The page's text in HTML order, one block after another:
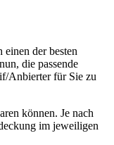
der besten
die passende
Anbierter für Sie zu
können. Je nach
im jeweiligen